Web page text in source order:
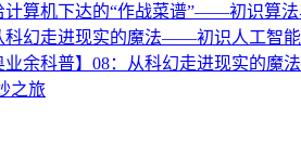
计算机下达的“作战菜谱”——初识算法
科幻走进现实的魔法——初识人工智能
业余科普】08：从科幻走进现实的魔
之旅